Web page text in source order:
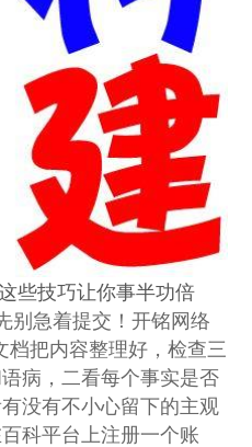
些技巧让你事半功倍
别急着提交！开铭网络
档把内容整理好，检查三
病，二看每个事实是否
没有不小心留下的主观
科平台上注册一个账